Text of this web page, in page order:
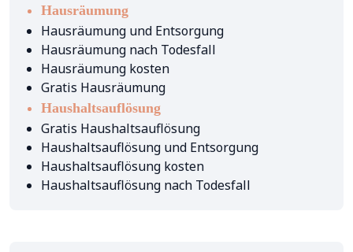
Hausräumung
Hausräumung und Entsorgung
Hausräumung nach Todesfall
Hausräumung kosten
Gratis Hausräumung
Haushaltsauflösung
Gratis Haushaltsauflösung
Haushaltsauflösung und Entsorgung
Haushaltsauflösung kosten
Haushaltsauflösung nach Todesfall